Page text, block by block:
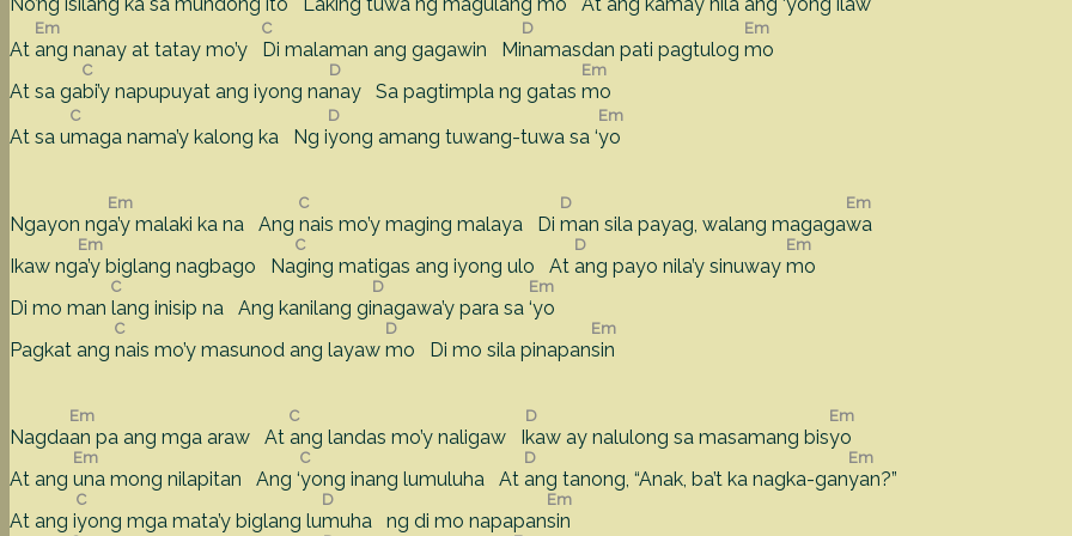
At
Em
ang nanay at tatay mo’y
C
Di malaman ang gagawin Mi
D
namasdan pati pagtulog
Em
mo
At sa ga
C
bi’y napupuyat ang iyong na
D
nay Sa pagtimpla ng gatas
Em
mo
At sa u
C
maga nama’y kalong ka Ng i
D
yong amang tuwang-tuwa sa ‘
Em
yo
Ngayon ng
Em
a’y malaki ka na Ang
C
nais mo’y maging malaya Di
D
man sila payag, walang magaga
Em
wa
Ikaw ng
Em
a’y biglang nagbago Na
C
ging matigas ang iyong ulo At
D
ang payo nila’y sinuway
Em
mo
Di mo man
C
lang inisip na Ang kanilang gi
D
nagawa’y para sa
Em
‘yo
Pagkat ang
C
nais mo’y masunod ang layaw
D
mo Di mo sila pinapan
Em
sin
Nagda
Em
an pa ang mga araw At
C
ang landas mo’y naligaw I
D
kaw ay nalulong sa masamang bis
Em
yo
At ang
Em
una mong nilapitan Ang ‘
C
yong inang lumuluha At
D
ang tanong, “Anak, ba’t ka nagka-gan
Em
yan?”
At ang i
C
yong mga mata’y biglang lu
D
muha ng di mo napapan
Em
sin